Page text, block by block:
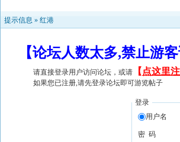
提示信息 » 红港
【论坛人数太多,禁止游
请直接登录用户访问论坛，或请 【 点这里
如果您已注册,请先登录论坛即可游览帖子
登录
用户名
密 码